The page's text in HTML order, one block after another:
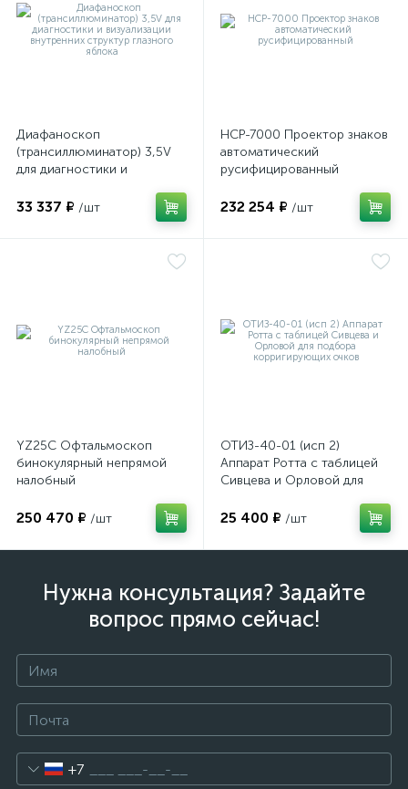
Диафаноскоп
(трансиллюминатор) 3,5V
для диагностики и
структур глазного яблока
33 337 ₽ /шт
НСР-7000 Проектор знаков
автоматический
русифицированный
232 254 ₽ /шт
YZ25C Офтальмоскоп
бинокулярный непрямой
налобный
250 470 ₽ /шт
ОТИЗ-40-01 (исп 2)
Аппарат Ротта с таблицей
Сивцева и Орловой для
очков
25 400 ₽ /шт
Нужна консультация? Задайте
вопрос прямо сейчас!
+7